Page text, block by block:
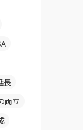
長
両立